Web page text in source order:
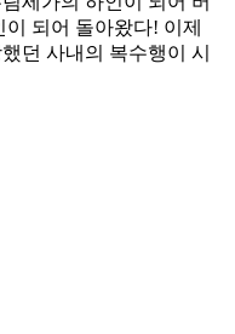
되어 돌아왔다! 이제
던 사내의 복수행이 시